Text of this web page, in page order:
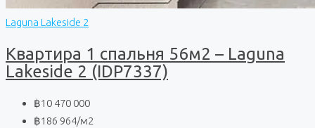
Laguna Lakeside 2
Квартира 1 спальня 56м2 – Laguna
Lakeside 2 (IDP7337)
฿10 470 000
฿186 964/м2